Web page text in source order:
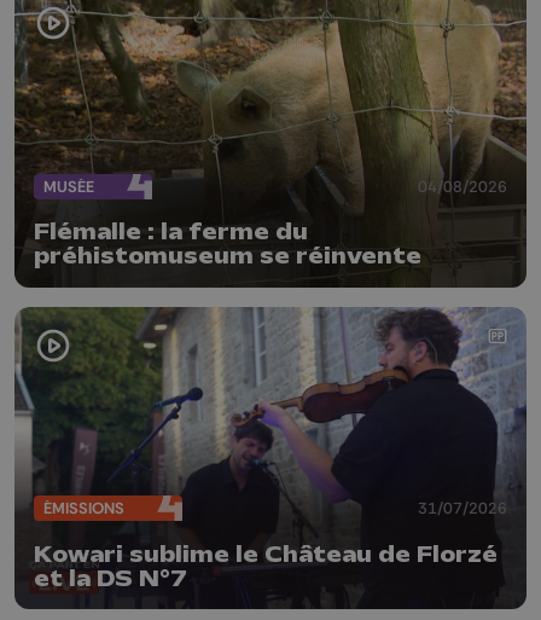
MUSÉE 04/08/2026
Flémalle : la ferme du
préhistomuseum se réinvente
ÉMISSIONS 31/07/2026
Kowari sublime le Château de Florzé
et la DS N°7